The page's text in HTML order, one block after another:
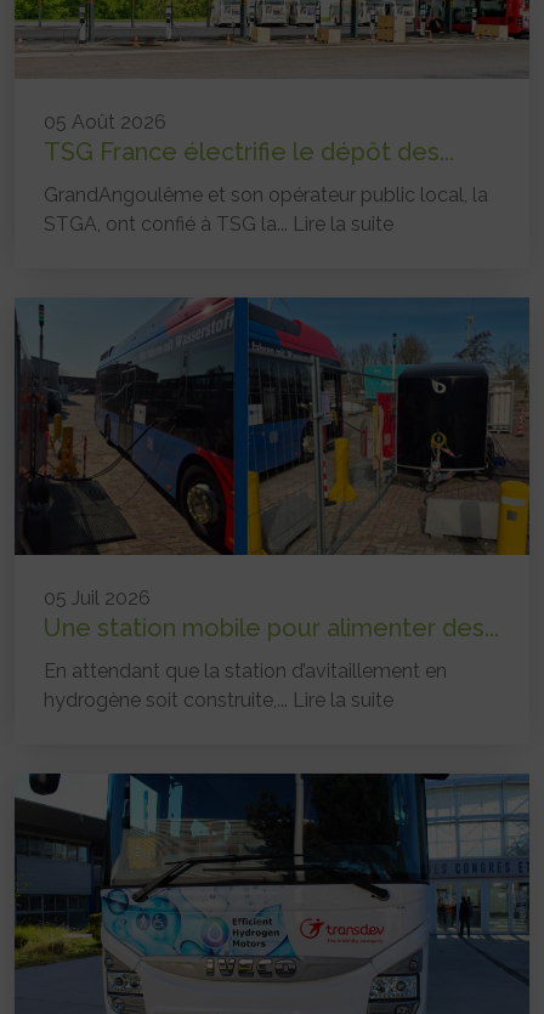
05 Août 2026
TSG France électrifie le dépôt des...
GrandAngoulême et son opérateur public local, la
STGA, ont confié à TSG la... Lire la suite
05 Juil 2026
Une station mobile pour alimenter des...
En attendant que la station d’avitaillement en
hydrogène soit construite,... Lire la suite